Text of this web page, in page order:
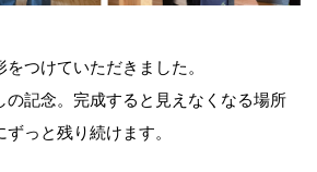
をつけていただきました。
の記念。完成すると見えなくなる場所
っと残り続けます。